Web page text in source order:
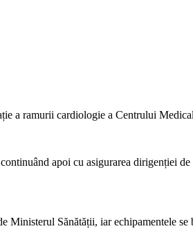
a ramurii cardiologie a Centrului
apoi cu asigurarea dirigenției
Sănătății, iar echipamentele